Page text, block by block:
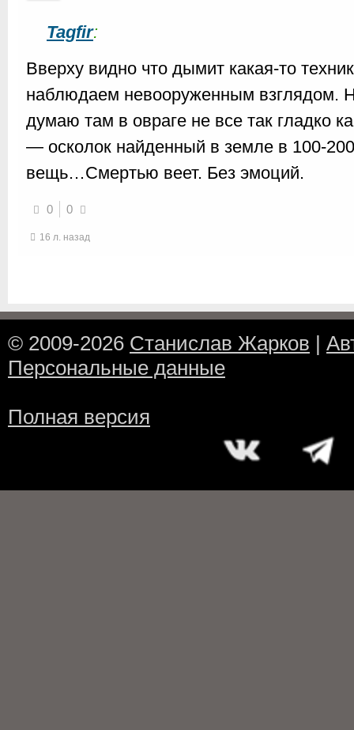
Tagfir:
Вверху видно что дымит какая-то
наблюдаем невооруженным взглядом.
думаю там в овраге не все так гладко
— осколок найденный в земле в 100-
вещь…Смертью веет. Без эмоций.
0 0
16 л. назад
© 2009-2026 Станислав Жарков |
Персональные данные
Полная версия